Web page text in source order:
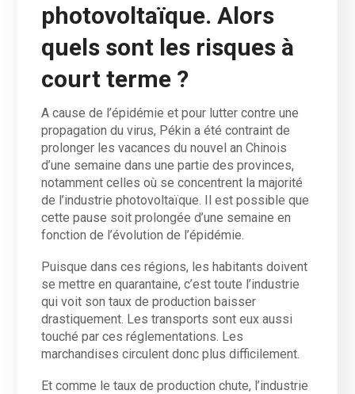
photovoltaïque. Alors
quels sont les risques à
court terme ?
A cause de l’épidémie et pour lutter contre une
propagation du virus, Pékin a été contraint de
prolonger les vacances du nouvel an Chinois
d’une semaine dans une partie des provinces,
notamment celles où se concentrent la majorité
de l’industrie photovoltaïque. Il est possible que
cette pause soit prolongée d’une semaine en
fonction de l’évolution de l’épidémie.
Puisque dans ces régions, les habitants doivent
se mettre en quarantaine, c’est toute l’industrie
qui voit son taux de production baisser
drastiquement. Les transports sont eux aussi
touché par ces réglementations. Les
marchandises circulent donc plus difficilement.
Et comme le taux de production chute, l’industrie